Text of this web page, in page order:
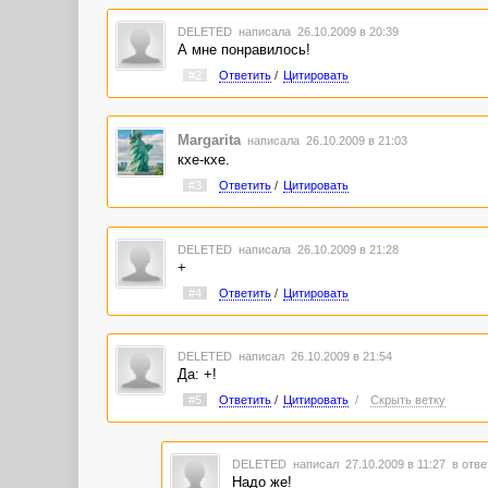
DELETED написала 26.10.2009 в 20:39
А мне понравилось!
#2 Ответить/ Цитировать
Margarita написала 26.10.2009 в 21:03
кхе-кхе.
#3 Ответить/ Цитировать
DELETED написала 26.10.2009 в 21:28
+
#4 Ответить/ Цитировать
DELETED написал 26.10.2009 в 21:54
Да: +!
#5 Ответить/ Цитировать / Скрыть ветку
DELETED написал 27.10.2009 в 11:27 в
Надо же!